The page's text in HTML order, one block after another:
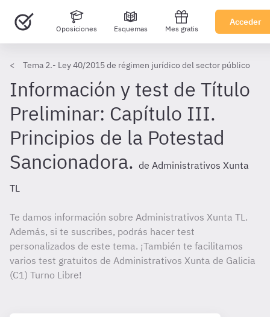
Oposiciones Esquemas Mes gratis
Acceder
Tema 2.- Ley 40/2015 de régimen jurídico del sector público
Información y test de Título
Preliminar: Capítulo III.
Principios de la Potestad
Sancionadora. de Administrativos Xunta
TL
Te damos información sobre Administrativos Xunta TL.
Además, si te suscribes, podrás hacer test
personalizados de este tema. ¡También te facilitamos
varios test gratuitos de Administrativos Xunta de Galicia
(C1) Turno Libre!